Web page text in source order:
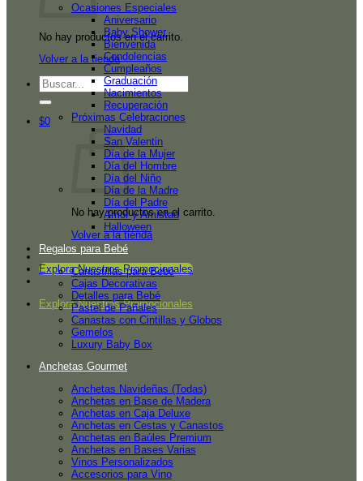
No hay productos en el carrito.
Volver a la tienda
Buscar
por:
$0
No hay productos en el carrito.
Volver a la tienda
Explora Nuestros Promocionales
Explora Nuestros Promocionales
Ocasiones Especiales
Aniversario
Baby Shower
Bienvenida
Condolencias
Cumpleaños
Graduación
Nacimientos
Recuperación
Próximas Celebraciones
Navidad
San Valentin
Día de la Mujer
Día del Hombre
Día del Niño
Día de la Madre
Día del Padre
Amor y Amistad
Halloween
Regalos para Bebé
Canastillas para Bebé
Cajas Decorativas
Detalles para Bebé
Pastel de Pañales
Canastas con Cintillas y Globos
Gemelos
Luxury Baby Box
Anchetas Gourmet
Anchetas Navideñas (Todas)
Anchetas en Base de Madera
Anchetas en Caja Deluxe
Anchetas en Cestas y Canastos
Anchetas en Baúles Premium
Anchetas en Bases Varias
Vinos Personalizados
Accesorios para Vino